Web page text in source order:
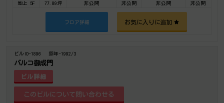
地上 5F 77.89坪 非公開 非公開 非公開 非公開
フロア詳細 お気に入りに追加
ビルID-1896 築年-1992/3
バルコ御成門
ビル詳細